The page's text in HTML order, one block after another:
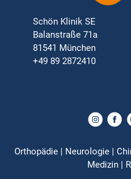
Schön Klinik SE
Balanstraße 71a
81541 München
+49 89 2872410
Orthopädie | Neurologie |
Medizin |